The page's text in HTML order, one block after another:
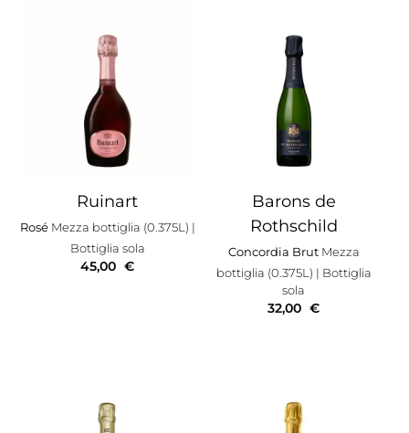
Ruinart
Rosé Mezza bottiglia (0.375L) |
Bottiglia sola
45,00 €
Barons de
Rothschild
Concordia Brut Mezza
bottiglia (0.375L) | Bottiglia
sola
32,00 €